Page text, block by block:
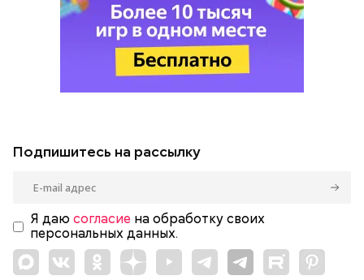
Подпишитесь на рассылку
Я даю согласие на обработку своих
персональных данных.